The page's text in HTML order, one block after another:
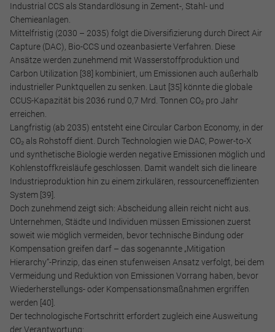
Industrial CCS als Standardlösung in Zement-, Stahl- und
Chemieanlagen.
Mittelfristig (2030 – 2035) folgt die Diversifizierung durch Direct Air
Capture (DAC), Bio-CCS und ozeanbasierte Verfahren. Diese
Ansätze werden zunehmend mit Wasserstoffproduktion und
Carbon Utilization [38] kombiniert, um Emissionen auch außerhalb
industrieller Punktquellen zu senken. Laut [35] könnte die globale
CCUS-Kapazität bis 2036 rund 0,7 Mrd. Tonnen CO₂ pro Jahr
erreichen.
Langfristig (ab 2035) entsteht eine Circular Carbon Economy, in der
CO₂ als Rohstoff dient. Durch Technologien wie DAC, Power-to-X
und synthetische Biologie werden negative Emissionen möglich und
Kohlenstoffkreisläufe geschlossen. Damit wandelt sich die lineare
Industrieproduktion hin zu einem zirkulären, ressourceneffizienten
System [39].
Doch zunehmend zeigt sich: Abscheidung allein reicht nicht aus.
Unternehmen, Städte und Individuen müssen Emissionen zuerst
soweit wie möglich vermeiden, bevor technische Bindung oder
Kompensation greifen darf – das sogenannte „Mitigation
Hierarchy“-Prinzip, das einen stufenweisen Ansatz verfolgt, bei dem
Vermeidung und Reduktion von Emissionen Vorrang haben, bevor
Wiederherstellungs- oder Kompensationsmaßnahmen ergriffen
werden [40].
Der technologische Fortschritt erfordert zugleich eine Ausweitung
der Verantwortung:
Notwendig
Diese werden für die Grundfunktionen der Website benötigt